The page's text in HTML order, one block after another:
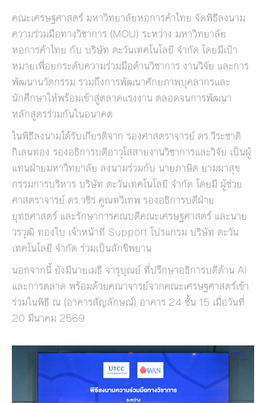
คณะเศรษฐศาสตร์ มหาวิทยาลัยหอการค้าไทย จัดพิธีลงนาม
ความร่วมมือทางวิชาการ (MOU) ระหว่าง มหาวิทยาลัย
หอการค้าไทย กับ บริษัท ตะวันเทคโนโลยี จำกัด โดยมีเป้า
หมายเพื่อยกระดับความร่วมมือด้านวิชาการ งานวิจัย และการ
พัฒนานวัตกรรม รวมถึงการพัฒนาศักยภาพบุคลากรและ
นักศึกษาให้พร้อมเข้าสู่ตลาดแรงงาน ตลอดจนการพัฒนา
หลักสูตรร่วมกันในอนาคต
ในพิธีลงนามได้รับเกียรติจาก รองศาสตราจารย์ ดร.วีระชาติ
กิเลนทอง รองอธิการบดีอาวุโสสายงานวิชาการและวิจัย เป็นผู้
แทนฝ่ายมหาวิทยาลัย ลงนามร่วมกับ นายภาษิต ยามผาสุข
กรรมการบริหาร บริษัท ตะวันเทคโนโลยี จำกัด โดยมี ผู้ช่วย
ศาสตราจารย์ ดร.วชิร คูณทวีเทพ รองอธิการบดีฝ่าย
ยุทธศาสตร์ และรักษาการคณบดีคณะเศรษฐศาสตร์ และนาย
วรวุฒิ ทองใบ เจ้าหน้าที่ Support โปรแกรม บริษัท ตะวัน
เทคโนโลยี จำกัด ร่วมเป็นสักขีพยาน
นอกจากนี้ ยังมีนายเมธี จารุบุณย์ ที่ปรึกษาอธิการบดีด้าน Ai
และการตลาด พร้อมด้วยคณาจารย์จากคณะเศรษฐศาสตร์เข้า
ร่วมในพิธี ณ (อาคารสัญลักษณ์) อาคาร 24 ชั้น 15 เมื่อวันที่
20 มีนาคม 2569